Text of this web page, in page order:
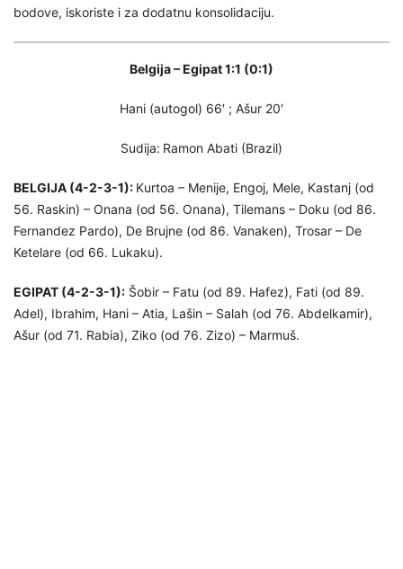
bodove, iskoriste i za dodatnu konsolidaciju.
Belgija – Egipat 1:1 (0:1)
Hani (autogol) 66′ ; Ašur 20′
Sudija: Ramon Abati (Brazil)
BELGIJA (4-2-3-1): Kurtoa – Menije, Engoj, Mele, Kastanj (od
56. Raskin) – Onana (od 56. Onana), Tilemans – Doku (od 86.
Fernandez Pardo), De Brujne (od 86. Vanaken), Trosar – De
Ketelare (od 66. Lukaku).
EGIPAT (4-2-3-1): Šobir – Fatu (od 89. Hafez), Fati (od 89.
Adel), Ibrahim, Hani – Atia, Lašin – Salah (od 76. Abdelkamir),
Ašur (od 71. Rabia), Ziko (od 76. Zizo) – Marmuš.